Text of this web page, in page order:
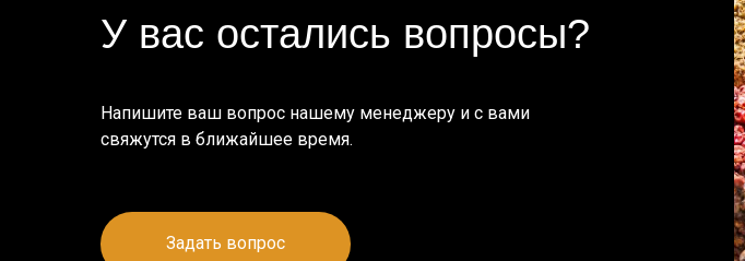
У вас остались вопросы?
Напишите ваш вопрос нашему менеджеру и с вами
свяжутся в ближайшее время.
Задать вопрос